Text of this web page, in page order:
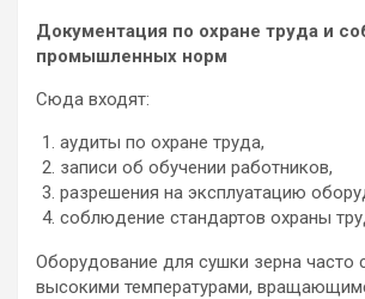
Документация по охране труда и
промышленных норм
Сюда входят:
аудиты по охране труда,
записи об обучении работников,
разрешения на эксплуатацию
соблюдение стандартов охраны
Оборудование для сушки зерна часто
высокими температурами,